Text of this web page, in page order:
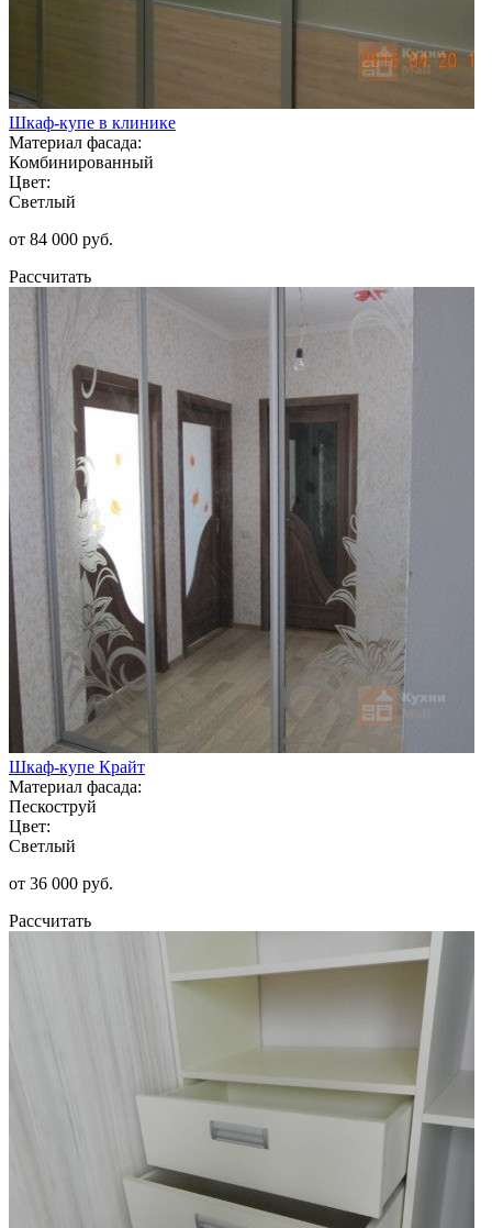
Шкаф-купе в клинике
Материал фасада:
Комбинированный
Цвет:
Светлый
от 84 000 руб.
Рассчитать
Шкаф-купе Крайт
Материал фасада:
Пескоструй
Цвет:
Светлый
от 36 000 руб.
Рассчитать